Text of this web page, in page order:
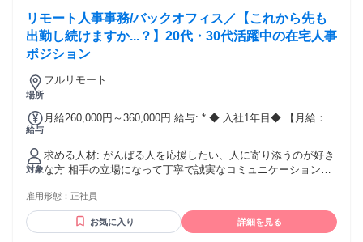
リモート人事事務/バックオフィス／【これから先も
出勤し続けますか...？】20代・30代活躍中の在宅人事
ポジション
場所
フルリモート
給与
月給260,000円～360,000円 給与: * ◆ 入社1年目◆ 【月給：
当：20,000円 ￣￣￣￣￣￣￣￣￣￣￣￣￣￣￣￣￣￣￣￣ ◆
入社2〜3年目◆ 【月給：290,000円+賞与年1回】 基本給：
220,000円 在宅手当：30,000円 人事手当：40,000円 ￣￣￣￣
￣￣￣￣￣￣￣￣￣￣￣￣￣￣￣￣ ◆ 入社4年目以降◆ 【月
40,000円 人事手当：60,000円 役職手当：40,000円 ￣￣￣￣
￣￣￣￣￣￣￣￣￣￣￣￣￣￣￣￣ ※上記は参考例となり、
対象
求める人材: がんばる人を応援したい、人に寄り添うのが好き
な方 相手の立場になって丁寧で誠実なコミュニケーションが
対応からスタート。わからないこともポジティブに吸収して
いける方 落ち着いて対話ができる方 無理にテンションを上げ
る必要はありません。相手の話をじっくり聞ける方 会社の新
雇用形態： 正社員
お気に入り 詳細を見る